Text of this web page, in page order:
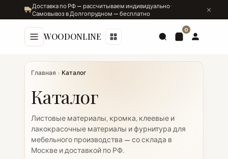
Доставка по РФ — рассчитываем индивидуально ·
Самовывоз в Долгопрудном — бесплатно
WOODONLINE
0
Главная › Каталог
Каталог
Листовые материалы, кромка, клеевые и
лакокрасочные материалы и фурнитура для
мебельного производства — со склада в
Москве и доставкой по РФ.